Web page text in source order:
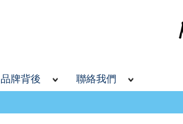
品牌背後 聯絡我們